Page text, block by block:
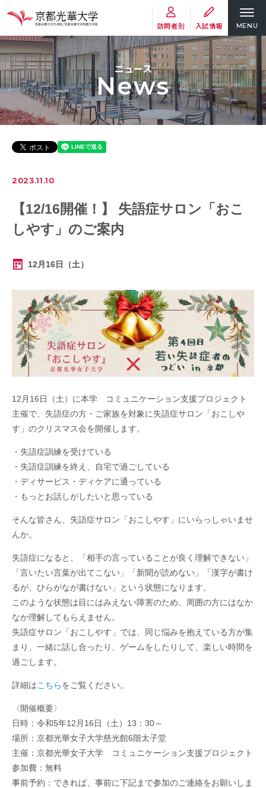
訪問者別 入試情報 MENU
ニュース
News
2023.11.10
【12/16開催！】 失語症サロン「おこ
しやす」のご案内
12月16日（土）
12月16日（土）に本学 コミュニケーション支援プロジェクト
主催で、失語症の方・ご家族を対象に失語症サロン「おこしや
す」のクリスマス会を開催します。
・失語症訓練を受けている
・失語症訓練を終え、自宅で過ごしている
・ディサービス・ディケアに通っている
・もっとお話しがしたいと思っている
そんな皆さん、失語症サロン「おこしやす」にいらっしゃいませ
んか。
失語症になると、「相手の言っていることが良く理解できない」
「言いたい言葉が出てこない」「新聞が読めない」「漢字が書け
るが、ひらがなが書けない」という状態になります。
このような状態は目にはみえない障害のため、周囲の方にはなか
なか理解してもらえません。
失語症サロン「おこしやす」では、同じ悩みを抱えている方が集
まり、一緒に話し合ったり、ゲームをしたりして、楽しい時間を
過ごします。
詳細はこちらをご覧ください。
〈開催概要〉
日時：令和5年12月16日（土）13：30～
場所：京都光華女子大学慈光館6階太子堂
主催：京都光華女子大学 コミュニケーション支援プロジェクト
参加費：無料
事前予約：できれば、事前に下記まで参加のご連絡をお願いしま